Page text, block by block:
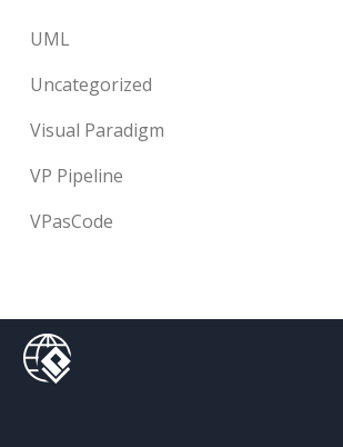
UML
Uncategorized
Visual Paradigm
VP Pipeline
VPasCode